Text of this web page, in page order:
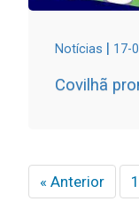
Notícias | 17-
Covilhã
« Anterior
1